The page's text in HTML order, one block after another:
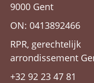
9000 Gent
ON: 0413892466
RPR, gerechtelijk
arrondissement
+32 92 23 47 81